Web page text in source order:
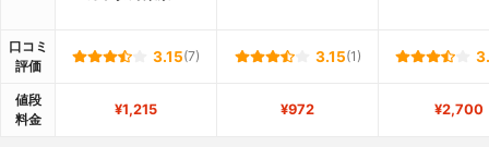
口コミ
評価
3.15(7) 3.15(1)
値段
料金
¥1,215 ¥972 ¥2,700